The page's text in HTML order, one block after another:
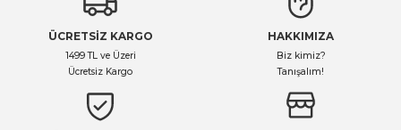
ÜCRETSİZ KARGO
1499 TL ve Üzeri
Ücretsiz Kargo
HAKKIMIZA
Biz kimiz?
Tanışalım!